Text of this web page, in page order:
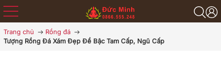
Trang chủ
Rồng đá
Tượng Rồng Đá Xám Đẹp Để Bậc Tam Cấp, Ngũ Cấp